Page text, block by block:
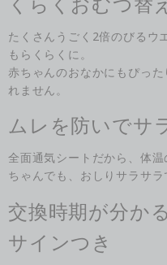
たくさんうごく2倍のびるウ
もらくらくに。
赤ちゃんのおなかにもぴっ
れません。
ムレを防いでサ
全面通気シートだから、体
ちゃんでも、おしりサラサラ
交換時期が分か
サインつき